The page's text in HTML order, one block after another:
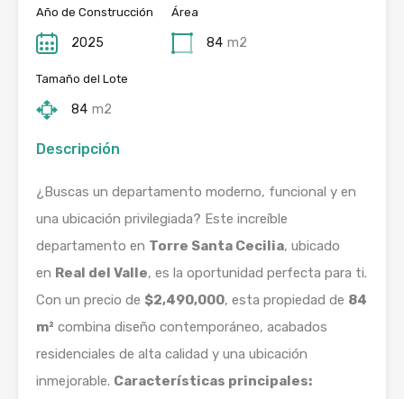
Año de Construcción
2025
Área
84 m2
Tamaño del Lote
84 m2
Descripción
¿Buscas un departamento moderno, funcional y en
una ubicación privilegiada? Este increíble
departamento en Torre Santa Cecilia, ubicado
en Real del Valle, es la oportunidad perfecta para ti.
Con un precio de $2,490,000, esta propiedad de 84
m² combina diseño contemporáneo, acabados
residenciales de alta calidad y una ubicación
inmejorable. Características principales: